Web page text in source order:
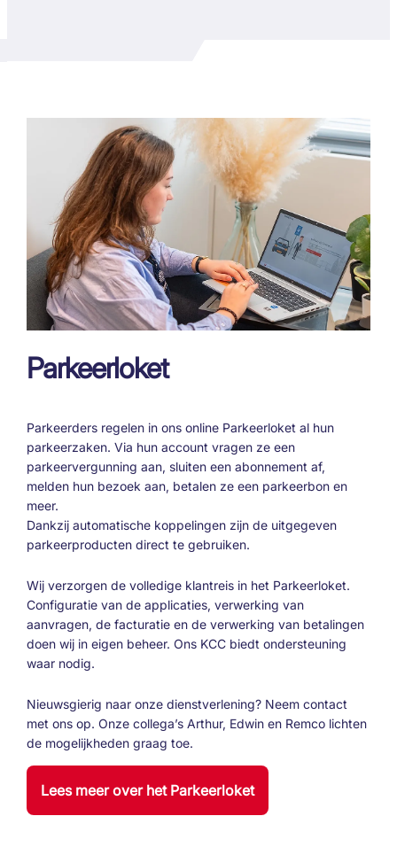
Parkeerloket
Parkeerders regelen in ons online Parkeerloket al hun
parkeerzaken. Via hun account vragen ze een
parkeervergunning aan, sluiten een abonnement af,
melden hun bezoek aan, betalen ze een parkeerbon en
meer.
Dankzij automatische koppelingen zijn de uitgegeven
parkeerproducten direct te gebruiken.
Wij verzorgen de volledige klantreis in het Parkeerloket.
Configuratie van de applicaties, verwerking van
aanvragen, de facturatie en de verwerking van betalingen
doen wij in eigen beheer. Ons KCC biedt ondersteuning
waar nodig.
Nieuwsgierig naar onze dienstverlening? Neem contact
met ons op. Onze collega’s Arthur, Edwin en Remco lichten
de mogelijkheden graag toe.
Lees meer over het Parkeerloket